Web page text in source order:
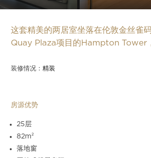
这套精美的两居室坐落在伦敦金丝雀
Quay Plaza项目的Hampton Tower
装修情况：精装
房源优势
25层
82m²
落地窗